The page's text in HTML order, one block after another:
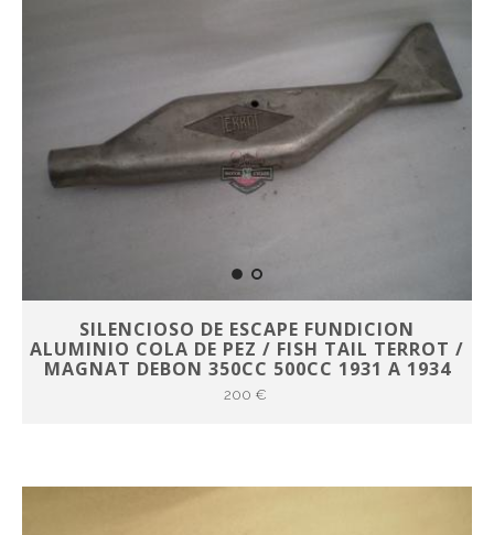
SILENCIOSO DE ESCAPE FUNDICION
ALUMINIO COLA DE PEZ / FISH TAIL TERROT /
MAGNAT DEBON 350CC 500CC 1931 A 1934
200 €